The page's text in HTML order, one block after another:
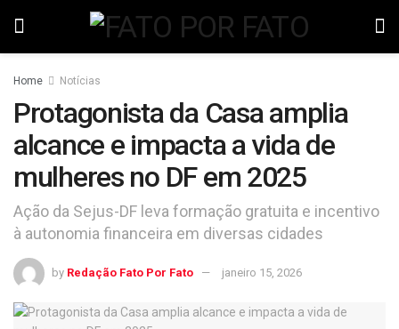
Home Notícias
Protagonista da Casa amplia
alcance e impacta a vida de
mulheres no DF em 2025
Ação da Sejus-DF leva formação gratuita e incentivo
à autonomia financeira em diversas cidades
by Redação Fato Por Fato janeiro 15, 2026